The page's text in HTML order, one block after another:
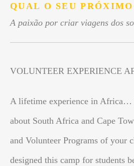
QUAL O SEU
A paixão por criar viagens dos
VOLUNTEER EXPERIENCE
A lifetime experience in Africa…
about South Africa and Cape
and Volunteer Programs of your
designed this camp for students